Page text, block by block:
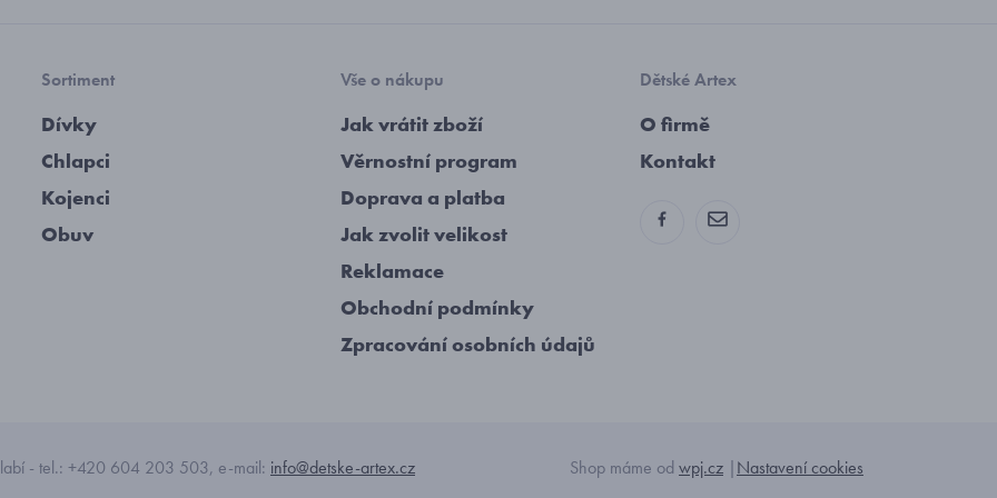
Sortiment
Dívky
Chlapci
Kojenci
Obuv
Vše o nákupu
Jak vrátit zboží
Věrnostní program
Doprava a platba
Jak zvolit velikost
Reklamace
Obchodní podmínky
Zpracování osobních údajů
Dětské Artex
O firmě
Kontakt
- tel.: +420 604 203 503, e-mail: info@detske-artex.cz Shop máme od wpj.cz |Nastavení cookies